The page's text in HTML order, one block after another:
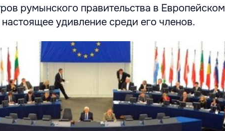
румынского правительства в Европейском
удивление среди его членов.